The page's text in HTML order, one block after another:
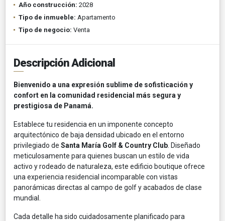
Año construcción: 2028
Tipo de inmueble: Apartamento
Tipo de negocio: Venta
Descripción Adicional
Bienvenido a una expresión sublime de sofisticación y
confort en la comunidad residencial más segura y
prestigiosa de Panamá.
Establece tu residencia en un imponente concepto
arquitectónico de baja densidad ubicado en el entorno
privilegiado de Santa María Golf & Country Club . Diseñado
meticulosamente para quienes buscan un estilo de vida
activo y rodeado de naturaleza, este edificio boutique ofrece
una experiencia residencial incomparable con vistas
panorámicas directas al campo de golf y acabados de clase
mundial.
Cada detalle ha sido cuidadosamente planificado para